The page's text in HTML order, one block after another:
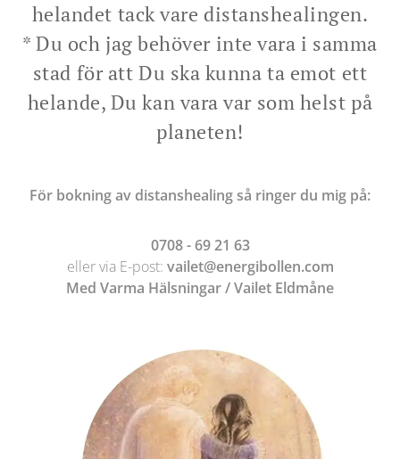
helandet tack vare distanshealingen.
* Du och jag behöver inte vara i samma
stad för att Du ska kunna ta emot ett
helande, Du kan vara var som helst på
planeten!
För bokning av distanshealing så ringer du mig på:
0708 - 69 21 63
eller via E-post: vailet@energibollen.com
Med Varma Hälsningar / Vailet Eldmåne